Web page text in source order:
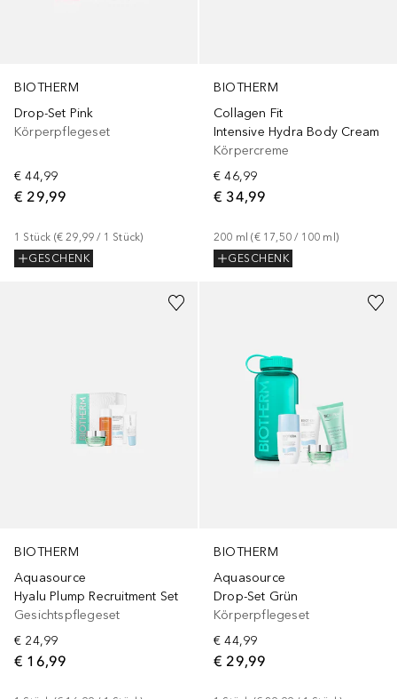
BIOTHERM
Drop-Set Pink
Körperpflegeset
€ 44,99
€ 29,99
1 Stück (€ 29,99 / 1 Stück)
GESCHENK
BIOTHERM
Collagen Fit
Intensive Hydra Body Cream
Körpercreme
€ 46,99
€ 34,99
200 ml (€ 17,50 / 100 ml)
GESCHENK
BIOTHERM
Aquasource
Hyalu Plump Recruitment Set
Gesichtspflegeset
€ 24,99
€ 16,99
BIOTHERM
Aquasource
Drop-Set Grün
Körperpflegeset
€ 44,99
€ 29,99